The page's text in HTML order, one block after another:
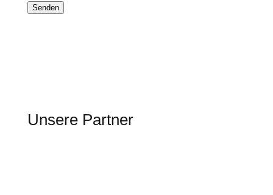
Senden
Unsere Partner